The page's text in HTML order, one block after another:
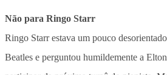
Não para Ringo Starr
Ringo Starr estava um pouco
Beatles e perguntou humildemente a